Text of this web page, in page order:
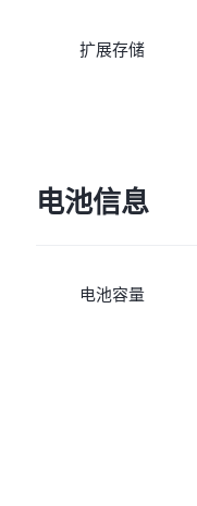
扩展存储
电池信息
电池容量